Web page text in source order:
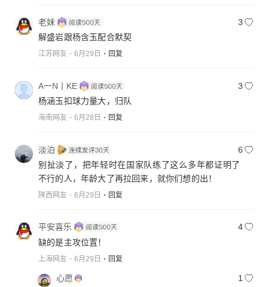
老妹
3
解盛岩跟杨含玉配合默契
江苏网友 6月29日 回复
A一N丨KE
3
杨涵玉扣球力量大，归队
海南网友 6月28日 回复
淡泊
6
别扯淡了，把年轻时在国家队练了这么多年都证明了
不行的人，年龄大了再拉回来，就你们想的出！
陕西网友 6月29日 回复
平安喜乐
4
缺的是主攻位置！
上海网友 6月29日 回复
心愿
1